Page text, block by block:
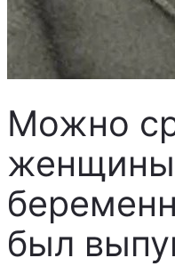
Можно
женщины
был